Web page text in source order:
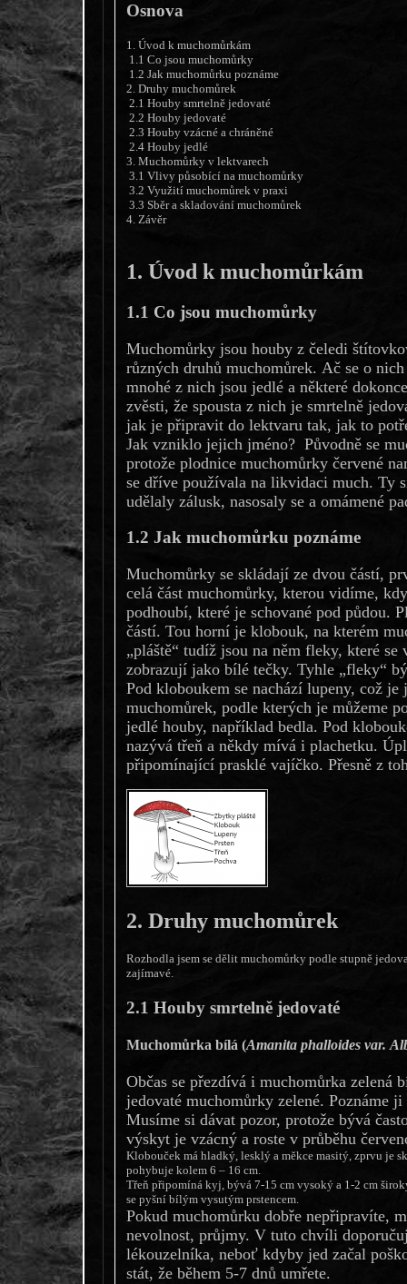
Osnova
1. Úvod k muchomůrkám
1.1 Co jsou muchomůrky
1.2 Jak muchomůrku poznáme
2. Druhy muchomůrek
2.1 Houby smrtelně jedovaté
2.2 Houby jedovaté
2.3 Houby vzácné a chráněné
2.4 Houby jedlé
3. Muchomůrky v lektvarech
3.1 Vlivy působící na muchomůrky
3.2 Využití muchomůrek v praxi
3.3 Sběr a skladování muchomůrek
4. Závěr
1. Úvod k muchomůrkám
1.1 Co jsou muchomůrky
Muchomůrky jsou houby z čeledi
různých druhů muchomůrek. Ač se o
mnohé z nich jsou jedlé a některé
zvěsti, že spousta z nich je smrtelně
jak je připravit do lektvaru tak, jak to
Jak vzniklo jejich jméno? Původně se
protože plodnice muchomůrky červené
se dříve používala na likvidaci much. Ty
udělaly zálusk, nasosaly se a omámené
1.2 Jak muchomůrku poznáme
Muchomůrky se skládají ze dvou částí,
celá část muchomůrky, kterou vidíme,
podhoubí, které je schované pod půdou.
částí. Tou horní je klobouk, na kterém
„pláště“ tudíž jsou na něm fleky, které se
zobrazují jako bílé tečky. Tyhle „fleky“
Pod kloboukem se nachází lupeny, což je
muchomůrek, podle kterých je můžeme
jedlé houby, například bedla. Pod
nazývá třeň a někdy mívá i plachetku.
připomínající prasklé vajíčko. Přesně z
2. Druhy muchomůrek
Rozhodla jsem se dělit muchomůrky podle stupně
zajímavé.
2.1 Houby smrtelně jedovaté
Muchomůrka bílá (Amanita phalloides var.
Občas se přezdívá i muchomůrka zelená
jedovaté muchomůrky zelené. Poznáme
Musíme si dávat pozor, protože bývá
výskyt je vzácný a roste v průběhu
Klobouček má hladký, lesklý a měkce masitý, zprvu je
pohybuje kolem 6 – 16 cm.
Třeň připomíná kyj, bývá 7-15 cm vysoký a 1-2 cm
se pyšní bílým vysutým prstencem.
Pokud muchomůrku dobře nepřipravíte,
nevolnost, průjmy. V tuto chvíli
lékouzelníka, neboť kdyby jed začal
stát, že během 5-7 dnů umřete.